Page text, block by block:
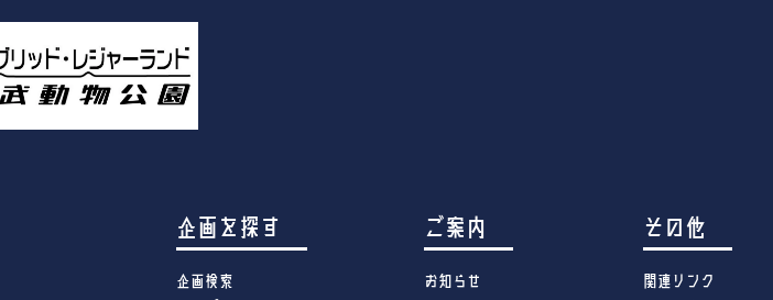
企画を探す
企画検索
ご案内
お知らせ
その他
関連リンク